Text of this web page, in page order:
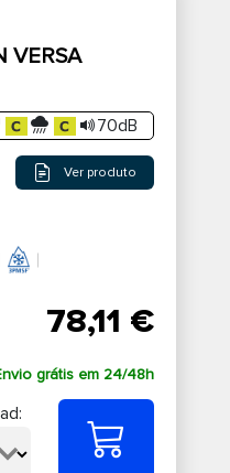
VERSA
70dB
Ver produto
78,11 €
grátis em 24/48h